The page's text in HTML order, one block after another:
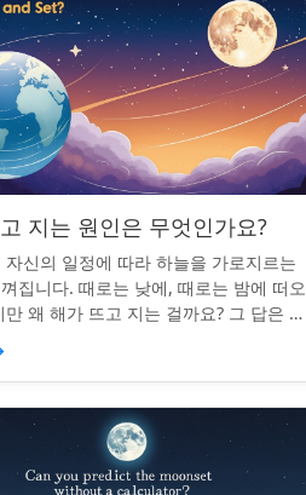
지는 원인은 무엇인가요?
자신의 일정에 따라 하늘을 가로지르는
집니다. 때로는 낮에, 때로는 밤에 떠오
만 왜 해가 뜨고 지는 걸까요? 그 답은 단
관한 것이 아니라 우리에 관한 것입니다.